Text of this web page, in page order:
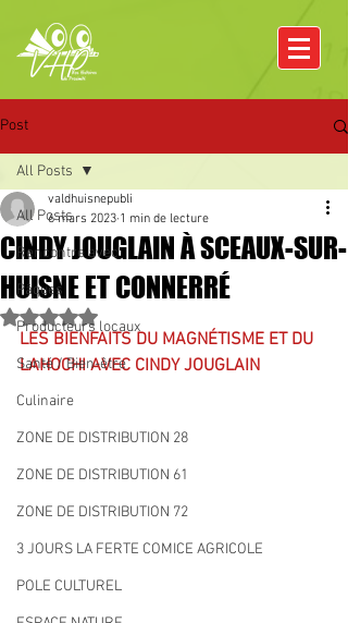
Post
All Posts
Rencontre avec
Pâques
Producteurs locaux
Santé / Bien-être
Culinaire
ZONE DE DISTRIBUTION 28
ZONE DE DISTRIBUTION 61
ZONE DE DISTRIBUTION 72
3 JOURS LA FERTE COMICE AGRICOLE
POLE CULTUREL
All Posts
CINDY JOUGLAIN À SCEAUX-SUR-
HUISNE ET CONNERRÉ
valdhuisnepubli
6 mars 2023 1 min de lecture
Noté NaN étoiles sur 5.
LES BIENFAITS DU MAGNÉTISME ET DU
LAHOCHI AVEC CINDY JOUGLAIN